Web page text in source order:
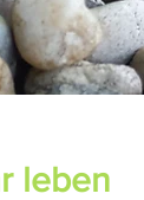
leben